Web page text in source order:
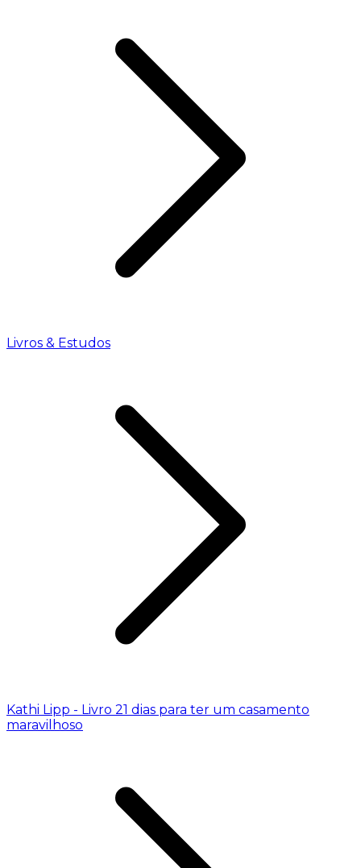
Livros & Estudos
Kathi Lipp - Livro 21 dias para ter um casamento
maravilhoso